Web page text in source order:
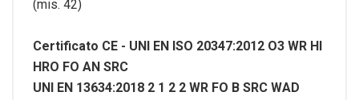
(mis. 42)
Certificato CE - UNI EN ISO 20347:2012 O3 WR HI
HRO FO AN SRC
UNI EN 13634:2018 2 1 2 2 WR FO B SRC WAD